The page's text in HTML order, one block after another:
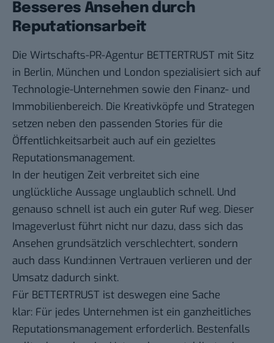
Besseres Ansehen durch
Reputationsarbeit
Die Wirtschafts-PR-Agentur BETTERTRUST mit Sitz
in Berlin, München und London spezialisiert sich auf
Technologie-Unternehmen sowie den Finanz- und
Immobilienbereich. Die Kreativköpfe und Strategen
setzen neben den passenden Stories für die
Öffentlichkeitsarbeit auch auf ein gezieltes
Reputationsmanagement.
In der heutigen Zeit verbreitet sich eine
unglückliche Aussage unglaublich schnell. Und
genauso schnell ist auch ein guter Ruf weg. Dieser
Imageverlust führt nicht nur dazu, dass sich das
Ansehen grundsätzlich verschlechtert, sondern
auch dass Kund:innen Vertrauen verlieren und der
Umsatz dadurch sinkt.
Für BETTERTRUST ist deswegen eine Sache
klar: Für jedes Unternehmen ist ein ganzheitliches
Reputationsmanagement erforderlich. Bestenfalls